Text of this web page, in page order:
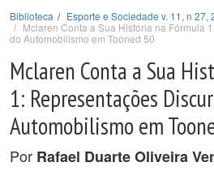
Biblioteca
Esporte e Sociedade v. 11, n 27,
Mclaren Conta a Sua História na Fórmula
do Automobilismo em Tooned 50
Mclaren Conta a Sua
1: Representações
Automobilismo em
Por Rafael Duarte Oliveira